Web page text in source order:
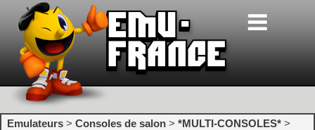
Emulateurs > Consoles de salon > *MULTI-CONSOLES* >